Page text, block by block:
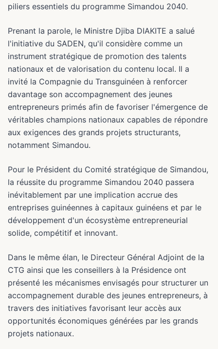
piliers essentiels du programme Simandou 2040.
Prenant la parole, le Ministre Djiba DIAKITE a salué
l'initiative du SADEN, qu'il considère comme un
instrument stratégique de promotion des talents
nationaux et de valorisation du contenu local. Il a
invité la Compagnie du Transguinéen à renforcer
davantage son accompagnement des jeunes
entrepreneurs primés afin de favoriser l'émergence de
véritables champions nationaux capables de répondre
aux exigences des grands projets structurants,
notamment Simandou.
Pour le Président du Comité stratégique de Simandou,
la réussite du programme Simandou 2040 passera
inévitablement par une implication accrue des
entreprises guinéennes à capitaux guinéens et par le
développement d'un écosystème entrepreneurial
solide, compétitif et innovant.
Dans le même élan, le Directeur Général Adjoint de la
CTG ainsi que les conseillers à la Présidence ont
présenté les mécanismes envisagés pour structurer un
accompagnement durable des jeunes entrepreneurs, à
travers des initiatives favorisant leur accès aux
opportunités économiques générées par les grands
projets nationaux.